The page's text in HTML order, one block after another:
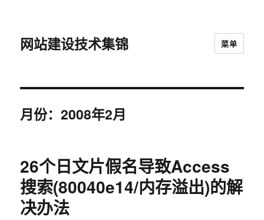
网站建设技术集锦 菜单
月份：2008年2月
26个日文片假名导致Access
搜索(80040e14/内存溢出)的解
决办法